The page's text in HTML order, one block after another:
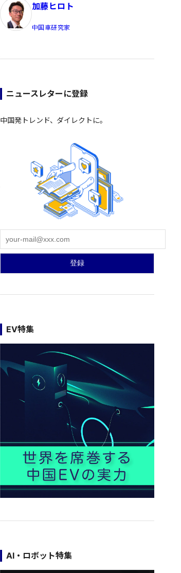
加藤ヒロト
中国車研究家
ニュースレターに登録
中国発トレンド、ダイレクトに。
EV特集
AI・ロボット特集